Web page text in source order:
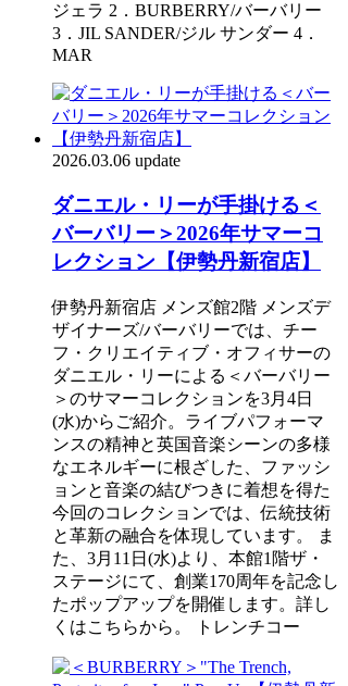
ジェラ 2．BURBERRY/バーバリー
3．JIL SANDER/ジル サンダー 4．
MAR
2026.03.06 update
ダニエル・リーが手掛ける＜
バーバリー＞2026年サマーコ
レクション【伊勢丹新宿店】
伊勢丹新宿店 メンズ館2階 メンズデ
ザイナーズ/バーバリーでは、チー
フ・クリエイティブ・オフィサーの
ダニエル・リーによる＜バーバリー
＞のサマーコレクションを3月4日
(水)からご紹介。ライブパフォーマ
ンスの精神と英国音楽シーンの多様
なエネルギーに根ざした、ファッシ
ョンと音楽の結びつきに着想を得た
今回のコレクションでは、伝統技術
と革新の融合を体現しています。 ま
た、3月11日(水)より、本館1階ザ・
ステージにて、創業170周年を記念し
たポップアップを開催します。詳し
くはこちらから。 トレンチコー